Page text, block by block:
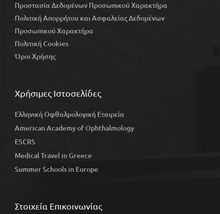
Προστασία Δεδομένων Προσωπικού Χαρακτήρα
Πολιτική Απορρήτου και Ασφαλείας Δεδομένων
Προσωπικού Χαρακτήρα
Πολιτική Cookies
Όροι Χρήσης
Χρήσιμες Ιστοσελίδες
Ελληνική Οφθαλμολογική Εταιρεία
American Academy of Ophthalmology
ESCRS
Medical Travel in Greece
Summer Schools in Europe
Στοιχεία Επικοινωνίας